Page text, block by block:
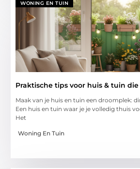
WONING EN TUIN
Praktische tips voor huis & tuin
Maak van je huis en tuin een droomplek:
Een huis en tuin waar je je volledig thuis
Het
Woning En Tuin